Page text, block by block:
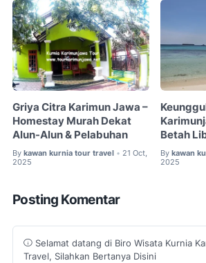
Griya Citra Karimun Jawa –
Homestay Murah Dekat
Alun-Alun & Pelabuhan
By kawan kurnia tour travel • 21 Oct,
2025
Betah
By kawan
2025
Posting Komentar
Selamat datang di Biro Wisata Kurnia
Travel, Silahkan Bertanya Disini